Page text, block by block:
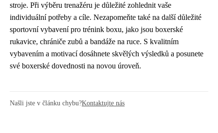
stroje. Při výběru trenažéru je důležité zohlednit vaše
individuální potřeby a cíle. Nezapomeňte také na další důležité
sportovní vybavení pro trénink boxu, jako jsou boxerské
rukavice, chrániče zubů a bandáže na ruce. S kvalitním
vybavením a motivací dosáhnete skvělých výsledků a posunete
své boxerské dovednosti na novou úroveň.
Našli jste v článku chybu?Kontaktujte nás